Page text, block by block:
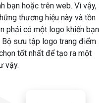
bạn hoặc trên web. Vì vậy,
thương hiệu này và tồn
phải có một logo khiến bạn
sưu tập logo trang điểm
tốt nhất để tạo ra một
vậy.